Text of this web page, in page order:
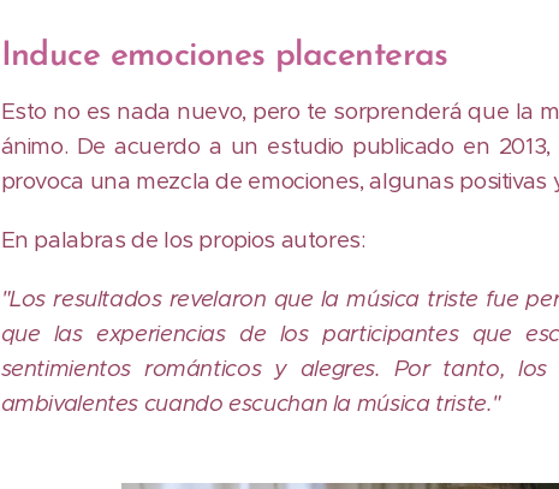
Induce emociones placenteras
Esto no es nada nuevo, pero te sorprenderá que la
ánimo. De acuerdo a un estudio publicado en
provoca una mezcla de emociones, algunas positivas
En palabras de los propios autores:
"Los resultados revelaron que la música triste fue
que las experiencias de los participantes que
sentimientos románticos y alegres. Por tanto, los
ambivalentes cuando escuchan la música triste."